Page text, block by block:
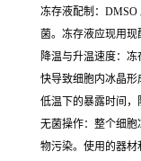
冻存液配制：
菌。冻存液应现用现
降温与升温速度：
快导致细胞内冰晶
低温下的暴露时间，
无菌操作：整个细
物污染。使用的器材